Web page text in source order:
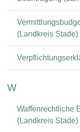
(Landkreis Stade)
W
Waffenrechtliche
(Landkreis Stade)